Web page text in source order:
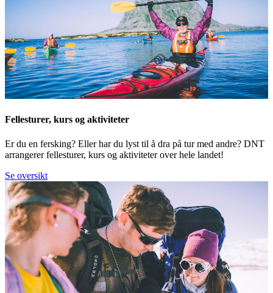
Fellesturer, kurs og aktiviteter
Er du en fersking? Eller har du lyst til å dra på tur med andre? DNT
arrangerer fellesturer, kurs og aktiviteter over hele landet!
Se oversikt